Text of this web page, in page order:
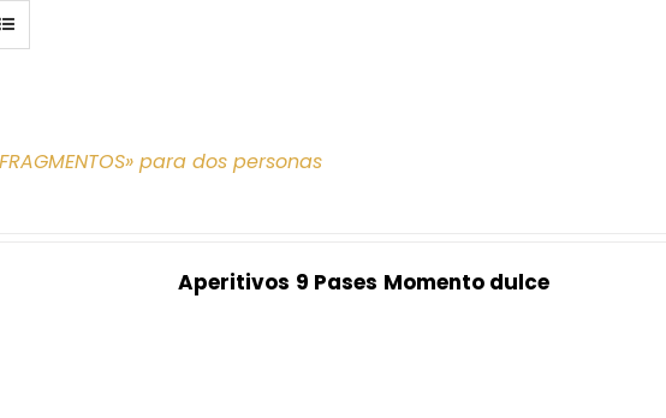
para dos personas
Aperitivos 9 Pases Momento dulce